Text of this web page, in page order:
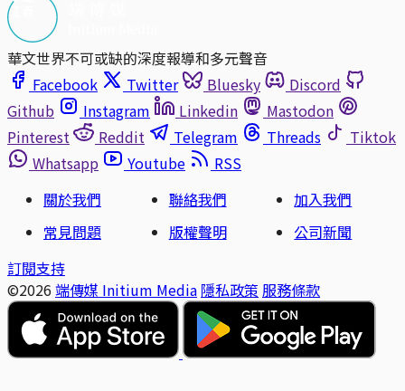
華文世界不可或缺的深度報導和多元聲音
Facebook
Twitter Bluesky
Discord
Github
Instagram Linkedin
Mastodon
Pinterest
Reddit Telegram Threads
Tiktok
Whatsapp
Youtube
RSS
關於我們
聯絡我們
加入我們
常見問題
版權聲明
公司新聞
訂閱支持
©2026 端傳媒 Initium Media 隱私政策 服務條款